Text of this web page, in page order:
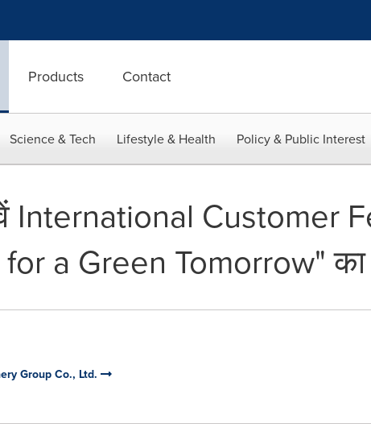
Products Contact
Science & Tech Lifestyle & Health Policy & Public Interest
International Customer
a Green Tomorrow" का
Group Co., Ltd.